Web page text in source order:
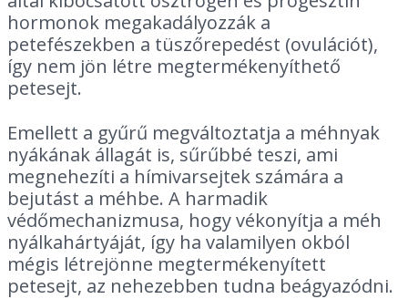
hormonok megakadályozzák a
petefészekben a tüszőrepedést (ovulációt),
így nem jön létre megtermékenyíthető
petesejt.
Emellett a gyűrű megváltoztatja a méhnyak
nyákának állagát is, sűrűbbé teszi, ami
megnehezíti a hímivarsejtek számára a
bejutást a méhbe. A harmadik
védőmechanizmusa, hogy vékonyítja a méh
nyálkahártyáját, így ha valamilyen okból
mégis létrejönne megtermékenyített
petesejt, az nehezebben tudna beágyazódni.